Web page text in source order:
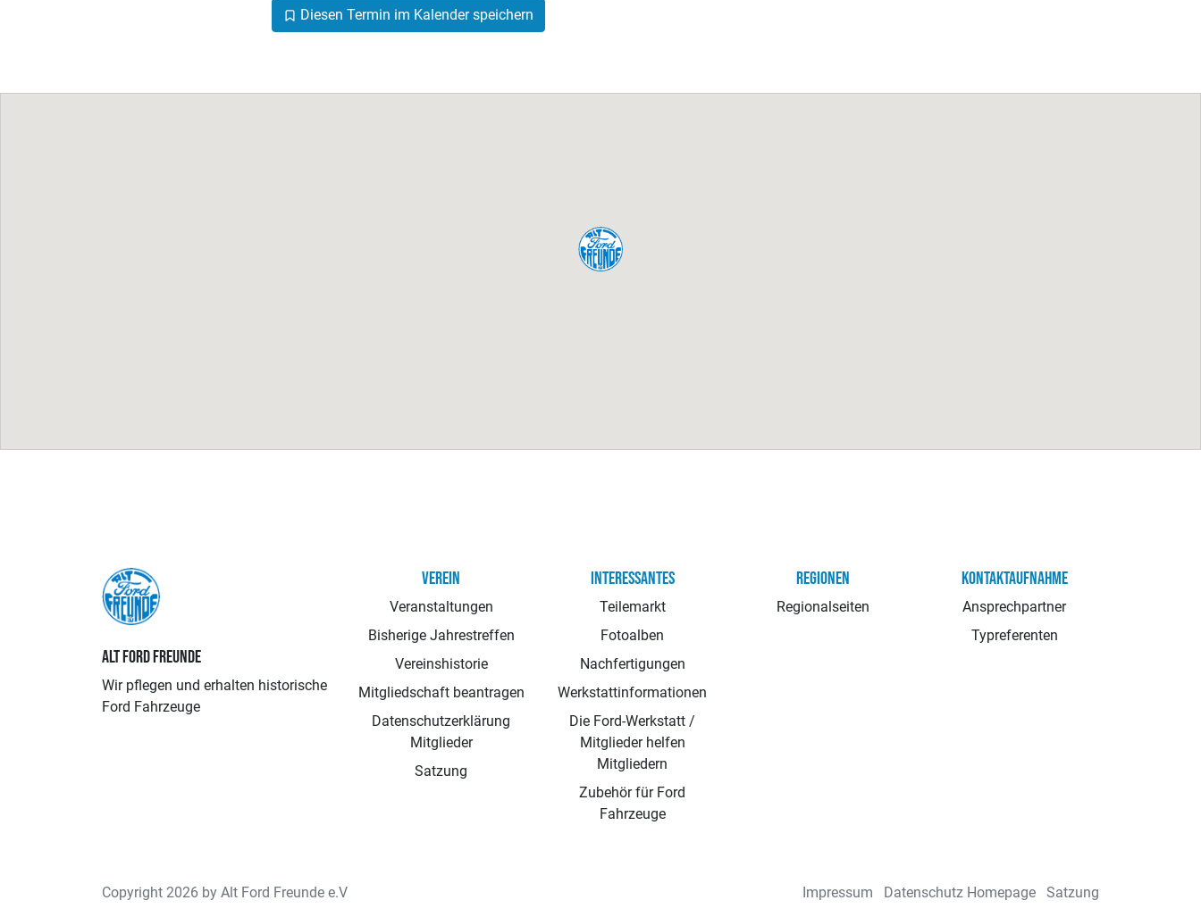
Diesen Termin im Kalender speichern
ALT FORD FREUNDE
Wir pflegen und erhalten historische
Ford Fahrzeuge
VEREIN
Veranstaltungen
Bisherige Jahrestreffen
Vereinshistorie
Mitgliedschaft beantragen
Datenschutzerklärung
Mitglieder
Satzung
INTERESSANTES
Teilemarkt
Fotoalben
Nachfertigungen
Werkstattinformationen
Die Ford-Werkstatt /
Mitglieder helfen
Mitgliedern
Zubehör für Ford
Fahrzeuge
REGIONEN
Regionalseiten
KONTAKTAUFNAHME
Ansprechpartner
Typreferenten
Copyright 2026 by Alt Ford Freunde e.V Impressum Datenschutz Homepage Satzung